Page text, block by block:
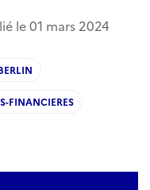
le01 mars 2024
FINANCIERES